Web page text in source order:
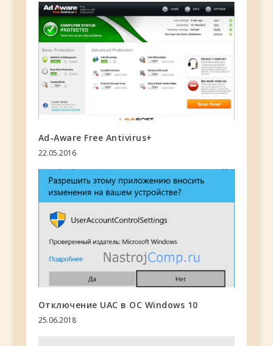
Ad-Aware Free Antivirus+
22.05.2016
Отключение UAC в ОС Windows 10
25.06.2018